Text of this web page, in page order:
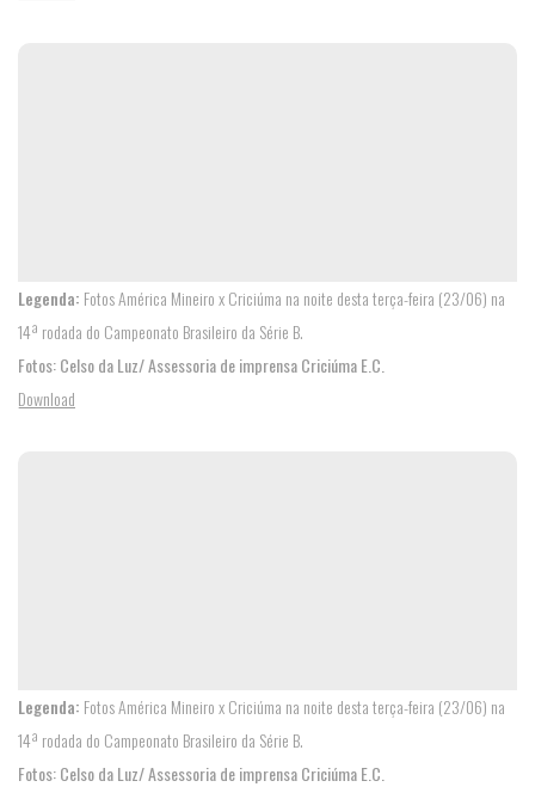
Legenda: Fotos América Mineiro x Criciúma na noite desta terça-feira (23/06) na
14ª rodada do Campeonato Brasileiro da Série B.
Fotos: Celso da Luz/ Assessoria de imprensa Criciúma E.C.
Download
Legenda: Fotos América Mineiro x Criciúma na noite desta terça-feira (23/06) na
14ª rodada do Campeonato Brasileiro da Série B.
Fotos: Celso da Luz/ Assessoria de imprensa Criciúma E.C.